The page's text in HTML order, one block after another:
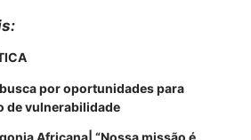
por oportunidades para
de vulnerabilidade
Africana| “Nossa missão é